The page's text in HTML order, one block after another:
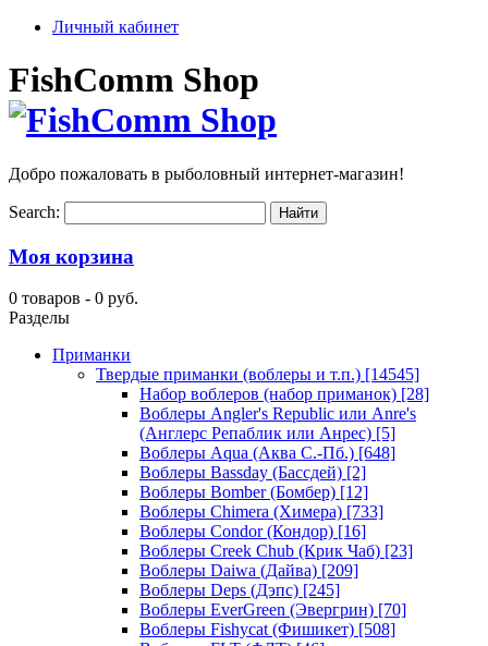
Личный кабинет
FishComm Shop
Добро пожаловать в рыболовный интернет-магазин!
Search:
Моя корзина
0 товаров - 0 руб.
Разделы
Приманки
Твердые приманки (воблеры и т.п.) [14545]
Набор воблеров (набор приманок) [28]
Воблеры Angler's Republic или Anre's
(Англерс Репаблик или Анрес) [5]
Воблеры Aqua (Аква С.-Пб.) [648]
Воблеры Bassday (Бассдей) [2]
Воблеры Bomber (Бомбер) [12]
Воблеры Chimera (Химера) [733]
Воблеры Condor (Кондор) [16]
Воблеры Creek Chub (Крик Чаб) [23]
Воблеры Daiwa (Дайва) [209]
Воблеры Deps (Дэпс) [245]
Воблеры EverGreen (Эвергрин) [70]
Воблеры Fishycat (Фишикет) [508]